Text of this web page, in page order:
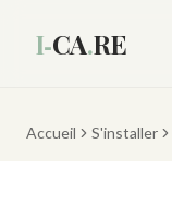
I‑CA.RE
Accueil S'installer